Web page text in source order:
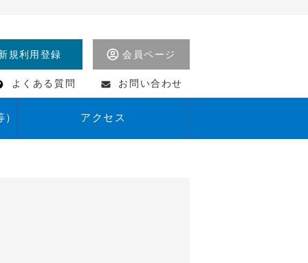
会員ページ
規利用登録
よくある質問 お問い合わせ
アクセス